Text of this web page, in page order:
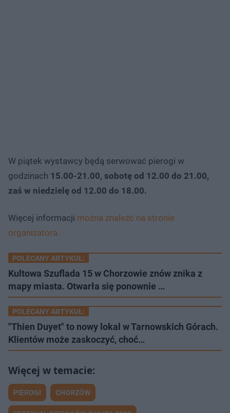
W piątek wystawcy będą serwować pierogi w
godzinach 15.00-21.00, sobotę od 12.00 do 21.00,
zaś w niedzielę od 12.00 do 18.00.
Więcej informacji można znaleźć na stronie
organizatora.
POLECANY ARTYKUŁ:
Kultowa Szuflada 15 w Chorzowie znów znika z
mapy miasta. Otwarła się ponownie …
POLECANY ARTYKUŁ:
"Thien Duyet" to nowy lokal w Tarnowskich Górach.
Klientów może zaskoczyć, choć…
PIEROGI CHORZÓW